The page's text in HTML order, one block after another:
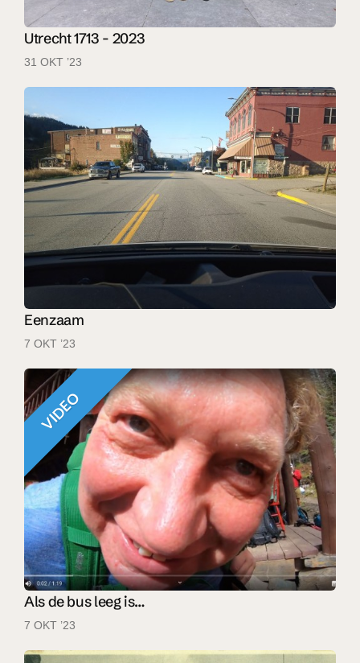
Utrecht 1713 - 2023
31 OKT ’23
Eenzaam
7 OKT ’23
VIDEO
Als de bus leeg is…
7 OKT ’23